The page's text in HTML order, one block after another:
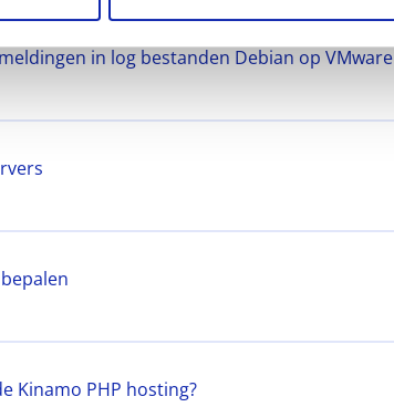
in log bestanden Debian op VMware
Kinamo PHP hosting?